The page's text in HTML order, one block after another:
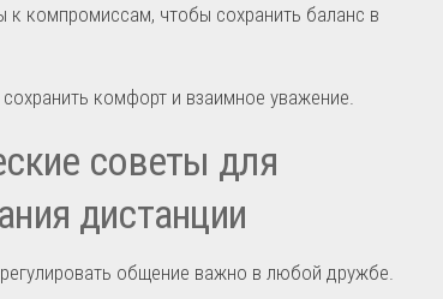
к компромиссам, чтобы сохранить баланс в
комфорт и взаимное уважение.
советы для
дистанции
общение важно в любой дружбе.